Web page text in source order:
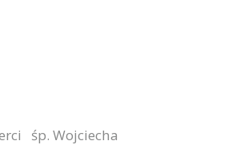
śp. Wojciecha